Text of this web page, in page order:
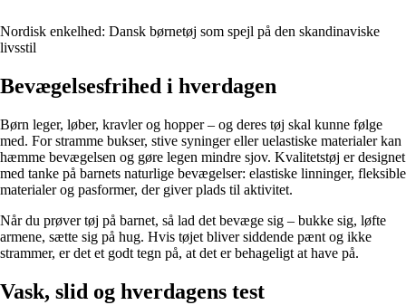
Nordisk enkelhed: Dansk børnetøj som spejl på den skandinaviske
livsstil
Bevægelsesfrihed i hverdagen
Børn leger, løber, kravler og hopper – og deres tøj skal kunne følge
med. For stramme bukser, stive syninger eller uelastiske materialer kan
hæmme bevægelsen og gøre legen mindre sjov. Kvalitetstøj er designet
med tanke på barnets naturlige bevægelser: elastiske linninger, fleksible
materialer og pasformer, der giver plads til aktivitet.
Når du prøver tøj på barnet, så lad det bevæge sig – bukke sig, løfte
armene, sætte sig på hug. Hvis tøjet bliver siddende pænt og ikke
strammer, er det et godt tegn på, at det er behageligt at have på.
Vask, slid og hverdagens test